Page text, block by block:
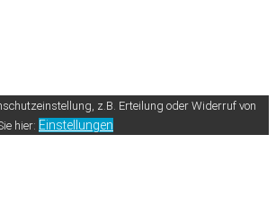
z.B. Erteilung oder Widerruf von
hier: Einstellungen